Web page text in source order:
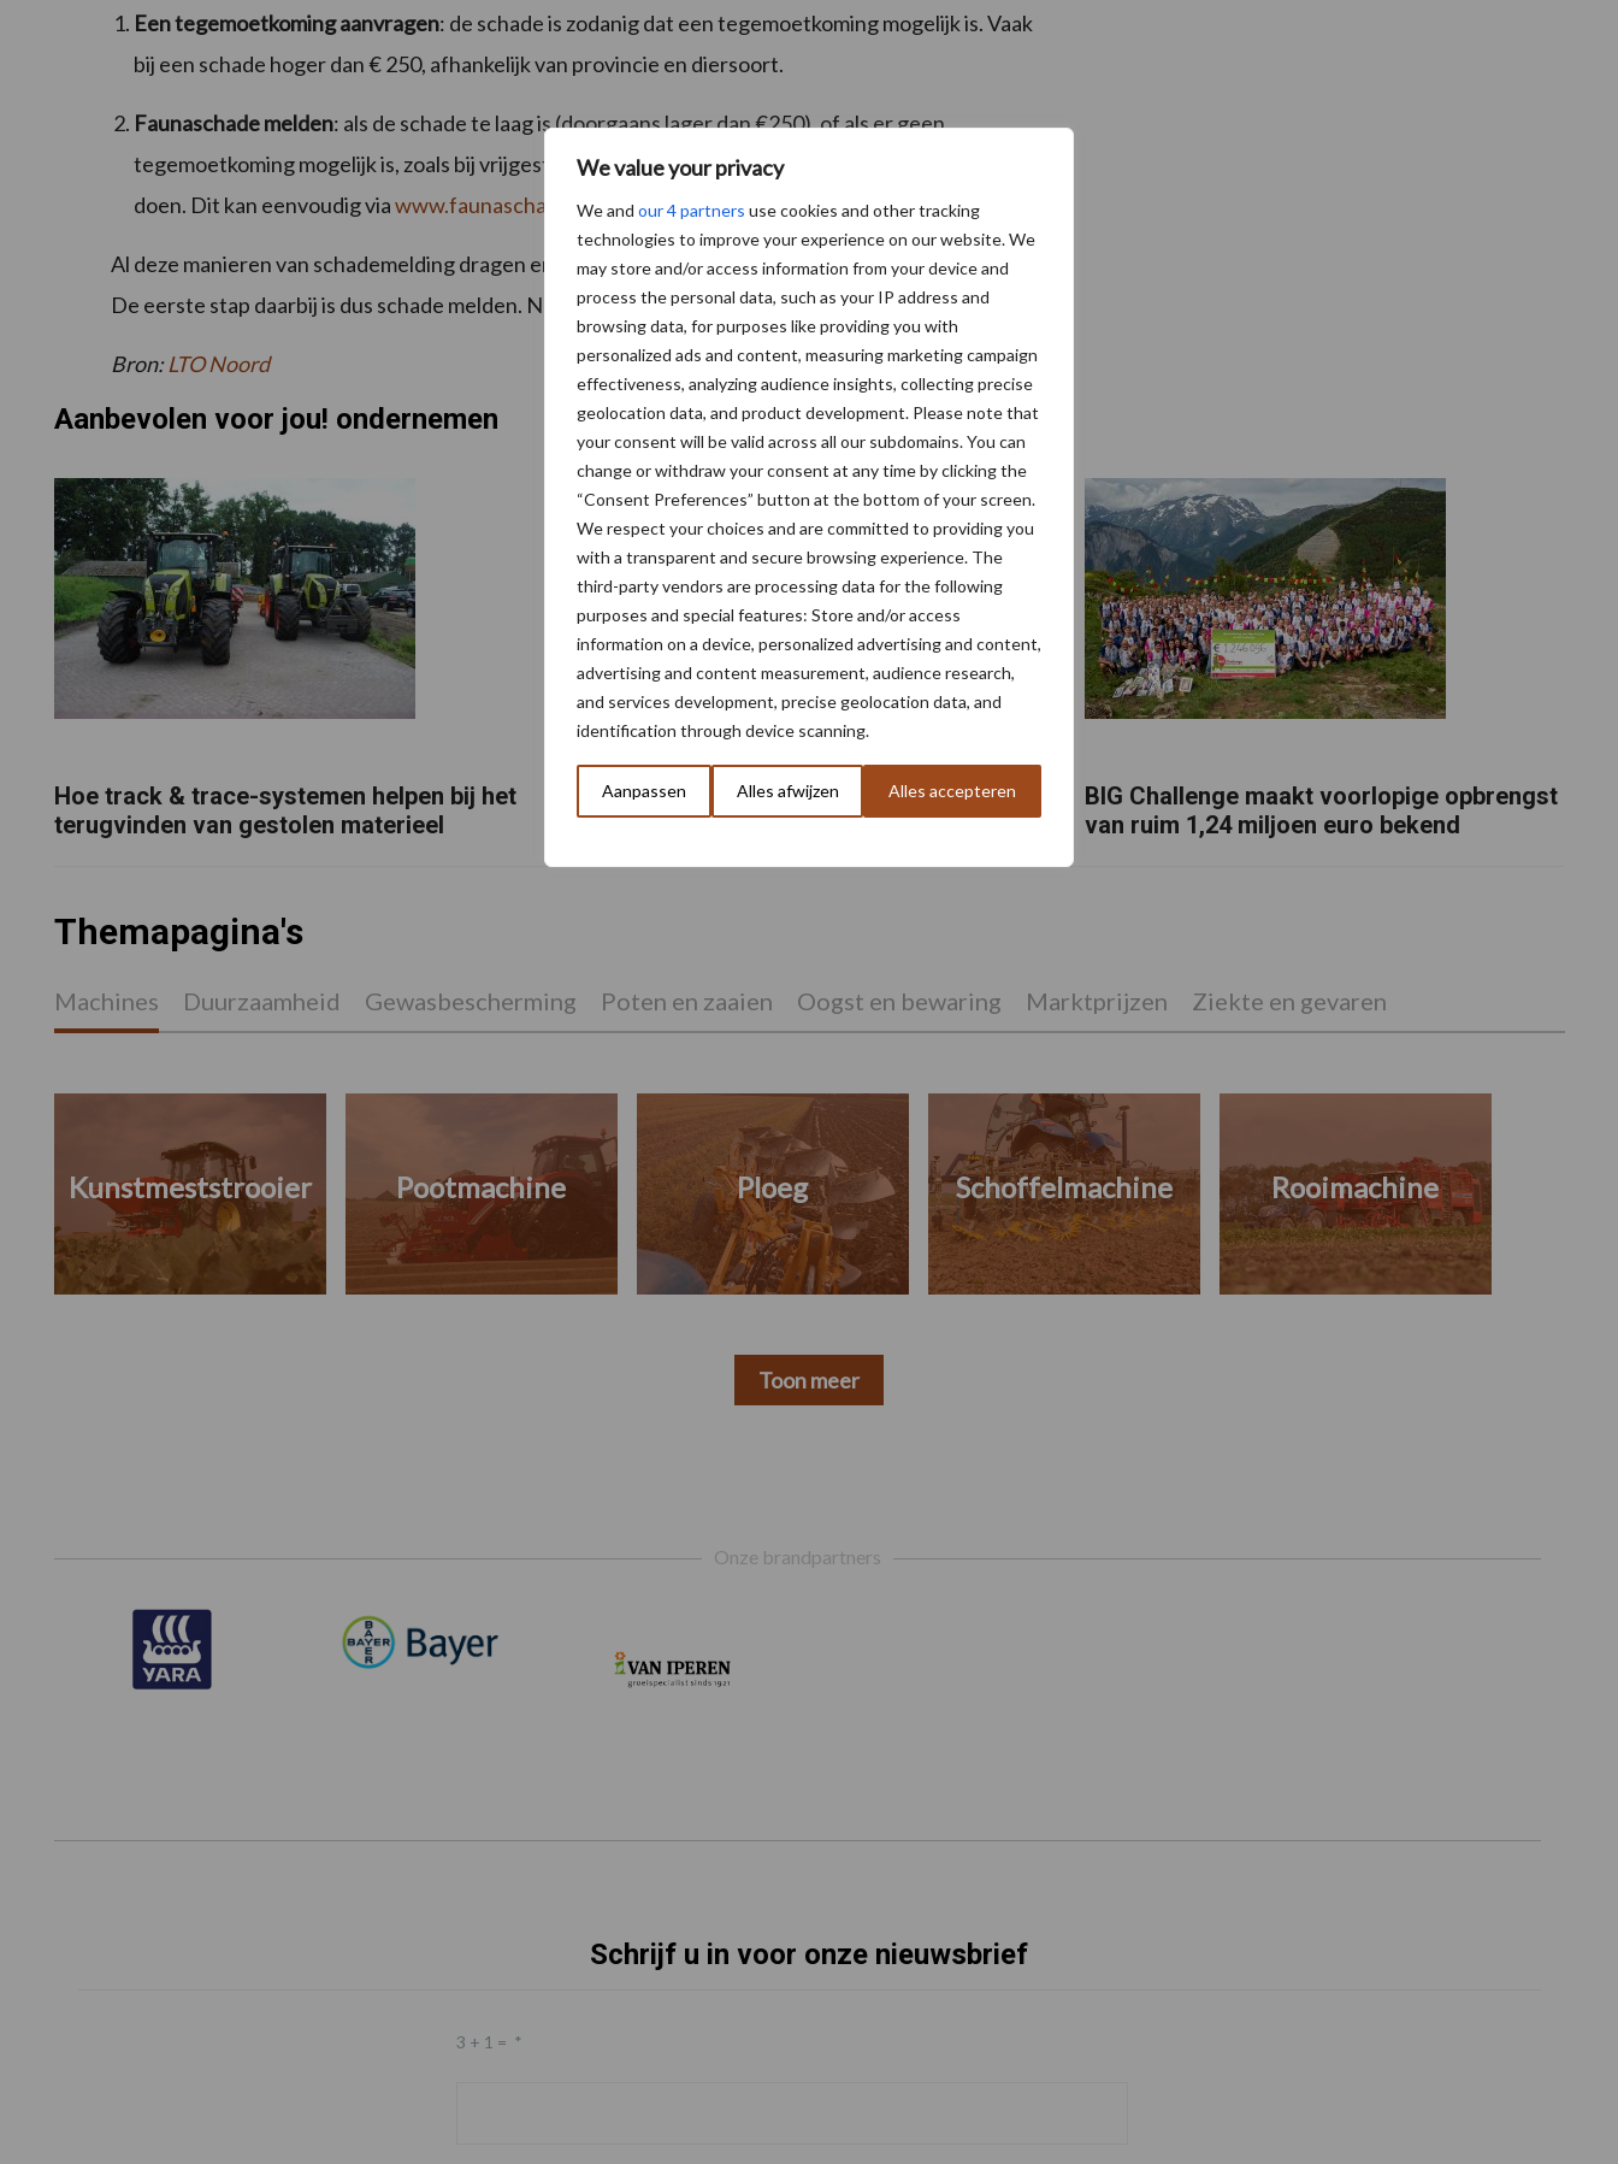
We value your privacy
We and our 4 partners use cookies and other tracking
technologies to improve your experience on our website. We
may store and/or access information from your device and
process the personal data, such as your IP address and
browsing data, for purposes like providing you with
personalized ads and content, measuring marketing campaign
effectiveness, analyzing audience insights, collecting precise
geolocation data, and product development. Please note that
your consent will be valid across all our subdomains. You can
change or withdraw your consent at any time by clicking the
“Consent Preferences” button at the bottom of your screen.
We respect your choices and are committed to providing you
with a transparent and secure browsing experience. The
third-party vendors are processing data for the following
purposes and special features: Store and/or access
information on a device, personalized advertising and content,
advertising and content measurement, audience research,
and services development, precise geolocation data, and
identification through device scanning.
Aanpassen Alles afwijzen Alles accepteren
Een tegemoetkoming aanvragen: de schade is zodanig dat een tegemoetkoming mogelijk is. Vaak
bij een schade hoger dan € 250, afhankelijk van provincie en diersoort.
Faunaschade melden: als de schade te laag is (doorgaans lager dan €250), of als er geen
tegemoetkoming mogelijk is, zoals bij vrijgestelde soorten, is het raadzaam om een melding te
doen. Dit kan eenvoudig viawww.faunaschade.nl.Hier zijn geen kosten aan verbonden.
Al deze manieren van schademelding dragen eraan bij om schadelijk wild te kunnen blijven beheren.
De eerste stap daarbij is dus schade melden. Nu schade melden is in de toekomst oogsten!
Bron:LTO Noord
Aanbevolen voor jou! ondernemen
Hoe track & trace-systemen helpen bij het
terugvinden van gestolen materieel
ATH en GTH 2026: smart farming,
autonome voersystemen en mobiele
BIG Challenge maakt voorlopige opbrengst
van ruim 1,24 miljoen euro bekend
Themapagina's
Machines Duurzaamheid Gewasbescherming Poten en zaaien Oogst en bewaring Marktprijzen Ziekte en gevaren
Kunstmeststrooier Pootmachine Ploeg Schoffelmachine Rooimachine
Toon meer
Onze brandpartners
Schrijf u in voor onze nieuwsbrief
3 + 1 = *